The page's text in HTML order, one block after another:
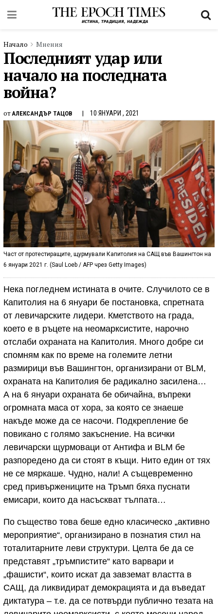
Начало Мнения
Последният удар или
начало на последната
война?
от АЛЕКСАНДЪР ТАЦОВ 10 ЯНУАРИ , 2021
Част от протестиращите, щурмували Капитолия на САЩ във Вашингтон на
6 януари 2021 г. (Saul Loeb / AFP чрез Getty Images)
Нека погледнем истината в очите. Случилото се в
Капитолия на 6 януари бе постановка, спретната
от левичарските лидери. Кметството на града,
което е в ръцете на неомарксистите, нарочно
отслаби охраната на Капитолия. Много добре си
спомням как по време на големите летни
размирици във Вашингтон, организирани от BLM,
охраната на Капитолия бе радикално засилена…
А на 6 януари охраната бе обичайна, въпреки
огромната маса от хора, за която се знаеше
накъде може да се насочи. Подкрепление бе
повикано с голямо закъснение. На всички
левичарски щурмоваци от Антифа и BLM бе
разпоредено да си стоят в къщи. Нито един от тях
не се мяркаше. Чудно, нали! А същевременно
сред привържениците на Тръмп бяха пуснати
емисари, които да насъскват тълпата…
По същество това беше едно класическо „активно
мероприятие“, организирано в познатия стил на
тоталитарните леви структури. Целта бе да се
представят „тръмпистите“ като варвари и
„фашисти“, които искат да завземат властта в
САЩ, да ликвидират демокрацията и да въведат
диктатура – т.е. да се потвърди публично тезата на